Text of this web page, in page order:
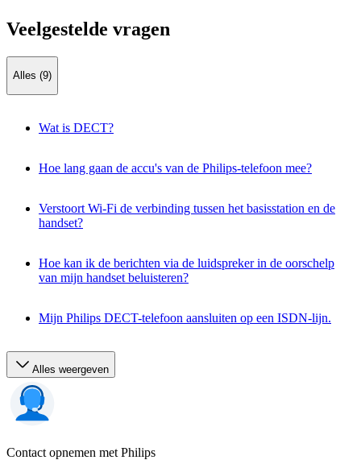
Veelgestelde vragen
Alles (9)
Wat is DECT?
Hoe lang gaan de accu's van de Philips-telefoon mee?
Verstoort Wi-Fi de verbinding tussen het basisstation en de
handset?
Hoe kan ik de berichten via de luidspreker in de oorschelp
van mijn handset beluisteren?
Mijn Philips DECT-telefoon aansluiten op een ISDN-lijn.
Alles weergeven
Contact opnemen met Philips